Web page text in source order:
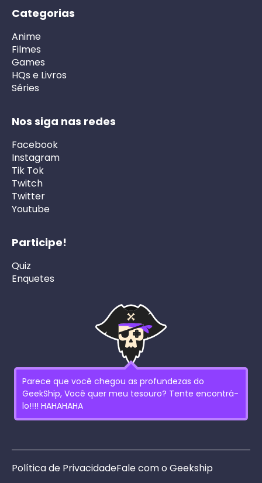
Categorias
Anime
Filmes
Games
HQs e Livros
Séries
Nos siga nas redes
Facebook
Instagram
Tik Tok
Twitch
Twitter
Youtube
Participe!
Quiz
Enquetes
Parece que você chegou as profundezas do
GeekShip, Você quer meu tesouro? Tente encontrá-
lo!!!! HAHAHAHA
Política de PrivacidadeFale com o Geekship